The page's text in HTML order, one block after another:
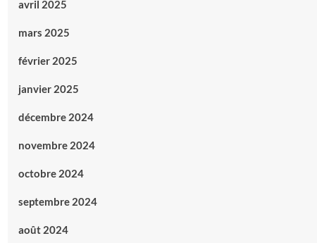
avril 2025
mars 2025
février 2025
janvier 2025
décembre 2024
novembre 2024
octobre 2024
septembre 2024
août 2024